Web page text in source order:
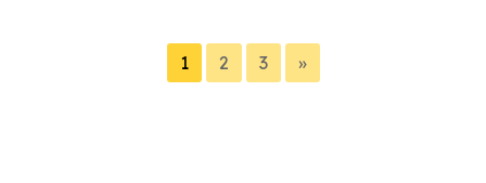
1 2 3 »